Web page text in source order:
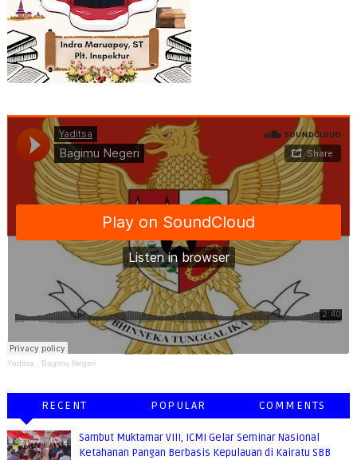
Yaditsa · Bagimu Negeri
RECENT POPULAR COMMENTS
Sambut Muktamar VIII, ICMI Gelar Seminar Nasional
Ketahanan Pangan Berbasis Kepulauan di Kairatu SBB